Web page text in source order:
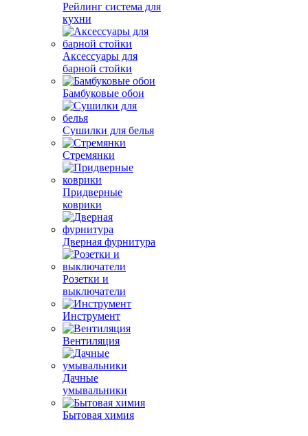
Рейлинг система для
кухни
Аксессуары для
барной стойки
Бамбуковые обои
Сушилки для белья
Стремянки
Придверные
коврики
Дверная фурнитура
Розетки и
выключатели
Инструмент
Вентиляция
Дачные
умывальники
Бытовая химия